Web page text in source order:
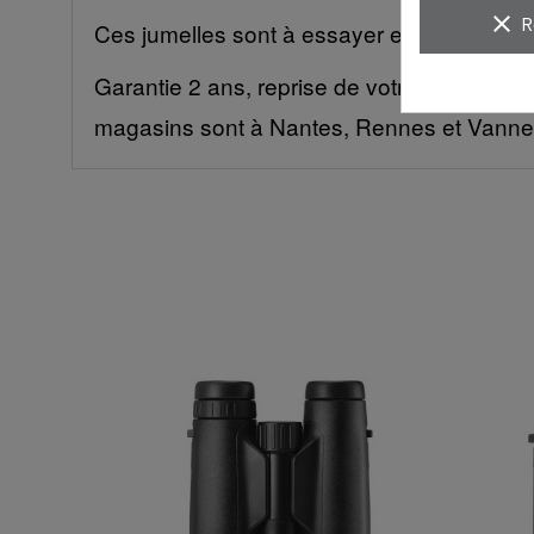
Ces jumelles sont à essayer en magasin.
Garantie 2 ans, reprise de votre ancien
magasins sont à Nantes, Rennes et
clear